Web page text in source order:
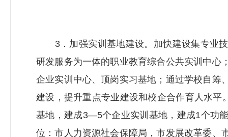
3．加强实训基地建设。加快建设集专业技
研发服务为一体的职业教育综合公共实训中心
企业实训中心、顶岗实习基地；通过学校自筹
建设，提升重点专业建设和校企合作育人水
基地，建成3—5个企业实训基地，建成1个功
位：市 人力资源社会保障局 ，市发展改革委、